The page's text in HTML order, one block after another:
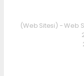
(Web Sitesi) - Web